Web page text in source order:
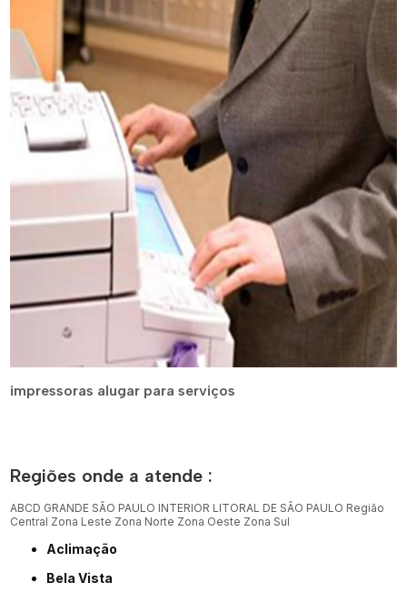
impressoras alugar para serviços
Regiões onde a atende :
ABCD GRANDE SÃO PAULO INTERIOR LITORAL DE SÃO PAULO Região
Central Zona Leste Zona Norte Zona Oeste Zona Sul
Aclimação
Bela Vista